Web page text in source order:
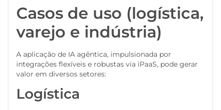
Casos de uso (logística,
varejo e indústria)
A aplicação de IA agêntica, impulsionada por
integrações flexíveis e robustas via iPaaS, pode gerar
valor em diversos setores:
Logística